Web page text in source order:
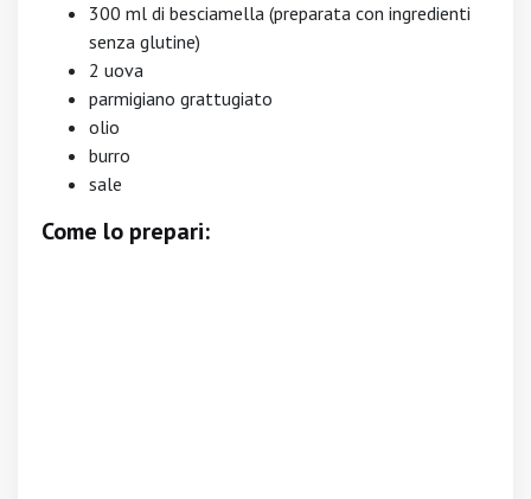
300 ml di besciamella (preparata con ingredienti
senza glutine)
2 uova
parmigiano grattugiato
olio
burro
sale
Come lo prepari: